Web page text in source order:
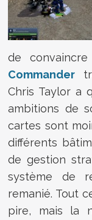
de
Commander
Chris Taylor a
ambitions de
cartes sont
différents
de gestion
système de
remanié. Tout
pire, mais la